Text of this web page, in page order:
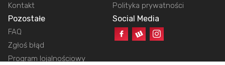
Kontakt
Polityka prywatności
Pozostałe
FAQ
Zgłoś błąd
Program lojalnościowy
Social Media